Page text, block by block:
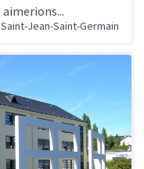
Saint-Jean-Saint-Germain